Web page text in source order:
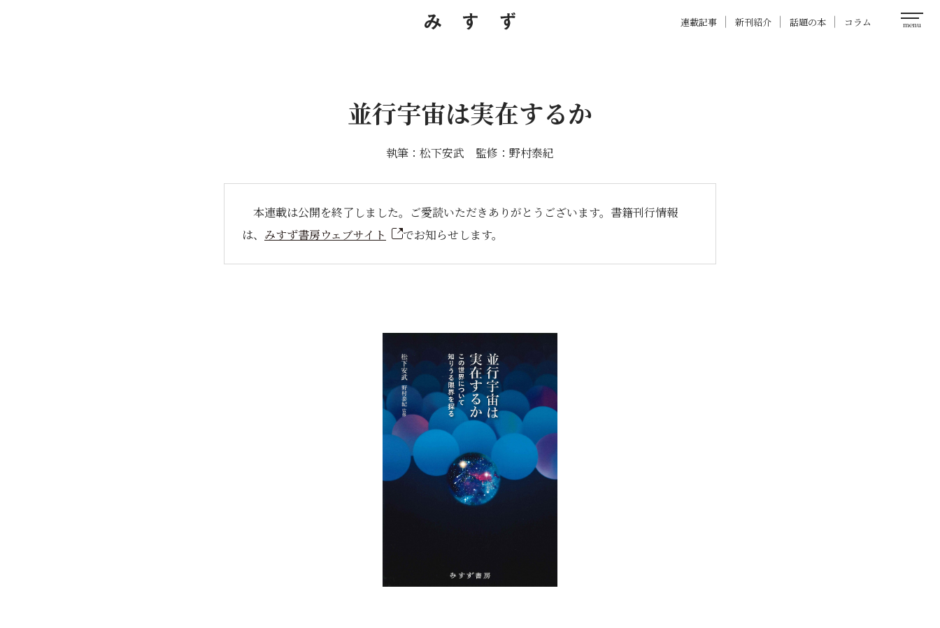
連載記事 新刊紹介 話題の本 コラム
並行宇宙は実在するか
執筆：松下安武 監修：野村泰紀
本連載は公開を終了しました。ご愛読いただきありがとうございます。書籍刊行情報
は、 みすず書房ウェブサイト でお知らせします。